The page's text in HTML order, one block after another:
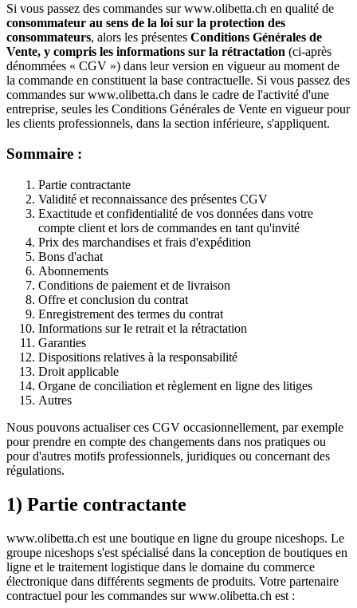
Si vous passez des commandes sur www.olibetta.ch en qualité de
consommateur au sens de la loi sur la protection des
consommateurs, alors les présentes Conditions Générales de
Vente, y compris les informations sur la rétractation (ci-après
dénommées « CGV ») dans leur version en vigueur au moment de
la commande en constituent la base contractuelle. Si vous passez des
commandes sur www.olibetta.ch dans le cadre de l'activité d'une
entreprise, seules les Conditions Générales de Vente en vigueur pour
les clients professionnels, dans la section inférieure, s'appliquent.
Sommaire :
Partie contractante
Validité et reconnaissance des présentes CGV
Exactitude et confidentialité de vos données dans votre
compte client et lors de commandes en tant qu'invité
Prix des marchandises et frais d'expédition
Bons d'achat
Abonnements
Conditions de paiement et de livraison
Offre et conclusion du contrat
Enregistrement des termes du contrat
Informations sur le retrait et la rétractation
Garanties
Dispositions relatives à la responsabilité
Droit applicable
Organe de conciliation et règlement en ligne des litiges
Autres
Nous pouvons actualiser ces CGV occasionnellement, par exemple
pour prendre en compte des changements dans nos pratiques ou
pour d'autres motifs professionnels, juridiques ou concernant des
régulations.
1) Partie contractante
www.olibetta.ch est une boutique en ligne du groupe niceshops. Le
groupe niceshops s'est spécialisé dans la conception de boutiques en
ligne et le traitement logistique dans le domaine du commerce
électronique dans différents segments de produits. Votre partenaire
contractuel pour les commandes sur www.olibetta.ch est :